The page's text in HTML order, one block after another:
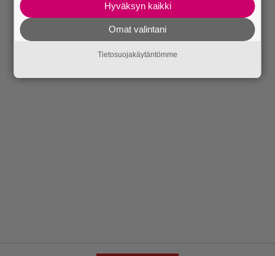
Hyväksyn kaikki
Omat valintani
Tietosuojakäytäntömme